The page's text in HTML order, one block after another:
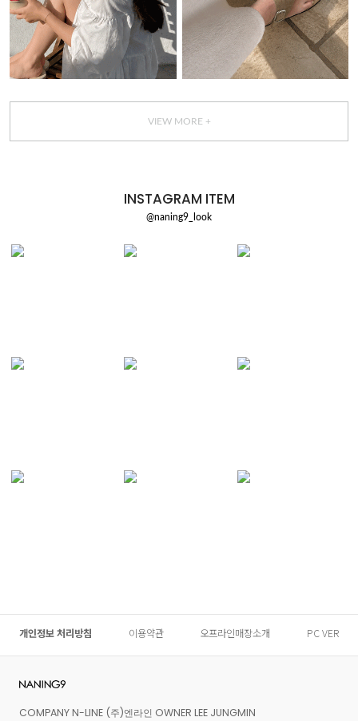
VIEW MORE +
INSTAGRAM ITEM
@naning9_look
개인정보 처리방침 이용약관 오프라인매장소개 PC VER
COMPANY N-LINE (주)엔라인 OWNER LEE JUNGMIN